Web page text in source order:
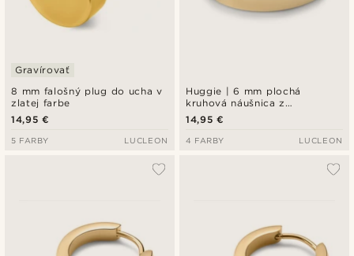
8 mm falošný plug do ucha v
zlatej farbe
Gravírovať
14,95 €
5 FARBY LUCLEON
Huggie | 6 mm plochá
kruhová náušnica z
nehrdzavejúcej ocele v zlatej
farbe
14,95 €
4 FARBY LUCLEON